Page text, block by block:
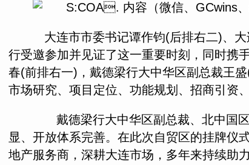
大连市市委书记谭作钧(后排右二)、
行受邀参加并见证了这一重要时刻，同时携
春(前排右一)，戴德梁行大中华区副总裁王
市场研究、项目定位、功能规划、招商引资
戴德梁行大中华区副总裁、北中国区
显、开放体系完善。在此次自贸区的挂牌仪
地产服务商，深耕大连市场，多年来持续助